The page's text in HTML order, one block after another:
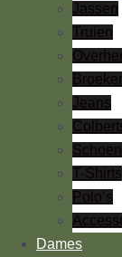
Jassen
Truien
Jeans
T-Shirts
Polo’s
Dames